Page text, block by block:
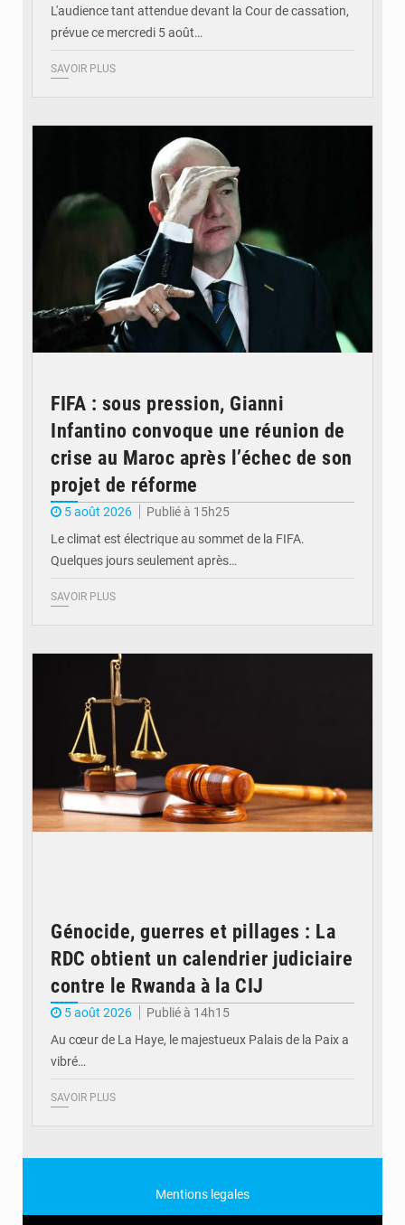
L'audience tant attendue devant la Cour de cassation,
prévue ce mercredi 5 août…
SAVOIR PLUS
FIFA : sous pression, Gianni
Infantino convoque une réunion de
crise au Maroc après l’échec de son
projet de réforme
5 août 2026
Publié à 15h25
Le climat est électrique au sommet de la FIFA.
Quelques jours seulement après…
SAVOIR PLUS
Génocide, guerres et pillages : La
RDC obtient un calendrier judiciaire
contre le Rwanda à la CIJ
5 août 2026
Publié à 14h15
Au cœur de La Haye, le majestueux Palais de la Paix a
vibré…
SAVOIR PLUS
Mentions legales